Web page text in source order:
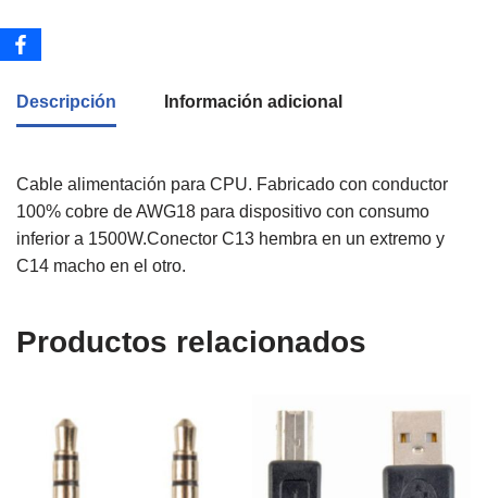
Descripción Información adicional
Cable alimentación para CPU. Fabricado con conductor
100% cobre de AWG18 para dispositivo con consumo
inferior a 1500W.Conector C13 hembra en un extremo y
C14 macho en el otro.
Productos relacionados